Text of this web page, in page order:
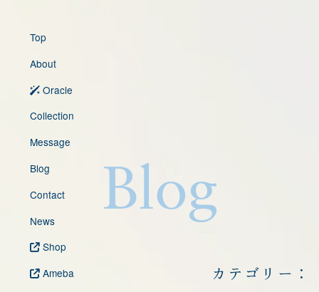
Top
About
Oracle
Collection
Message
Blog
Contact
News
Shop
Ameba
Blog
カテゴリー：